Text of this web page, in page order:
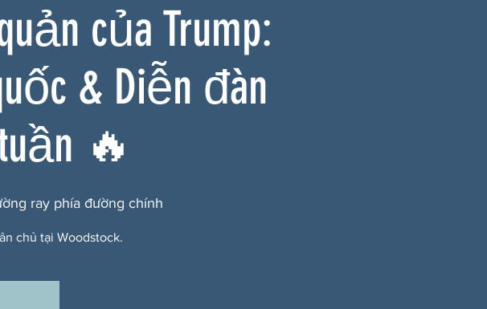
của Trump:
& Diễn đàn
🔥
ray phía đường chính
chủ tại Woodstock.